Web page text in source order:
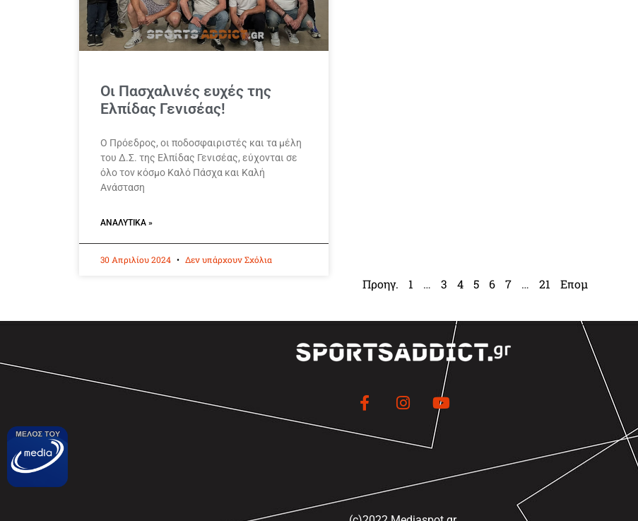
Οι Πασχαλινές ευχές της
Ελπίδας Γενισέας!
Ο Πρόεδρος, οι ποδοσφαιριστές και τα μέλη
του Δ.Σ. της Ελπίδας Γενισέας, εύχονται σε
όλο τον κόσμο Καλό Πάσχα και Καλή
Ανάσταση
ΑΝΑΛΥΤΙΚΆ »
30 Απριλίου 2024 Δεν υπάρχουν Σχόλια
Προηγ. 1 … 3 4 5 6 7 … 21 Επομ